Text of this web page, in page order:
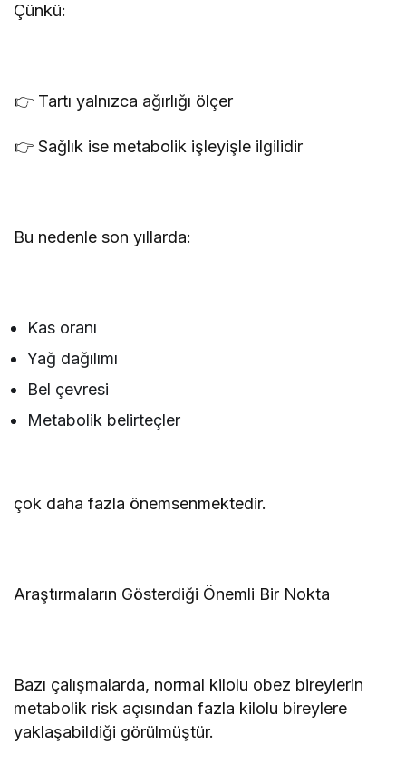
Çünkü:
👉 Tartı yalnızca ağırlığı ölçer
👉 Sağlık ise metabolik işleyişle ilgilidir
Bu nedenle son yıllarda:
Kas oranı
Yağ dağılımı
Bel çevresi
Metabolik belirteçler
çok daha fazla önemsenmektedir.
Araştırmaların Gösterdiği Önemli Bir Nokta
Bazı çalışmalarda, normal kilolu obez bireylerin
metabolik risk açısından fazla kilolu bireylere
yaklaşabildiği görülmüştür.